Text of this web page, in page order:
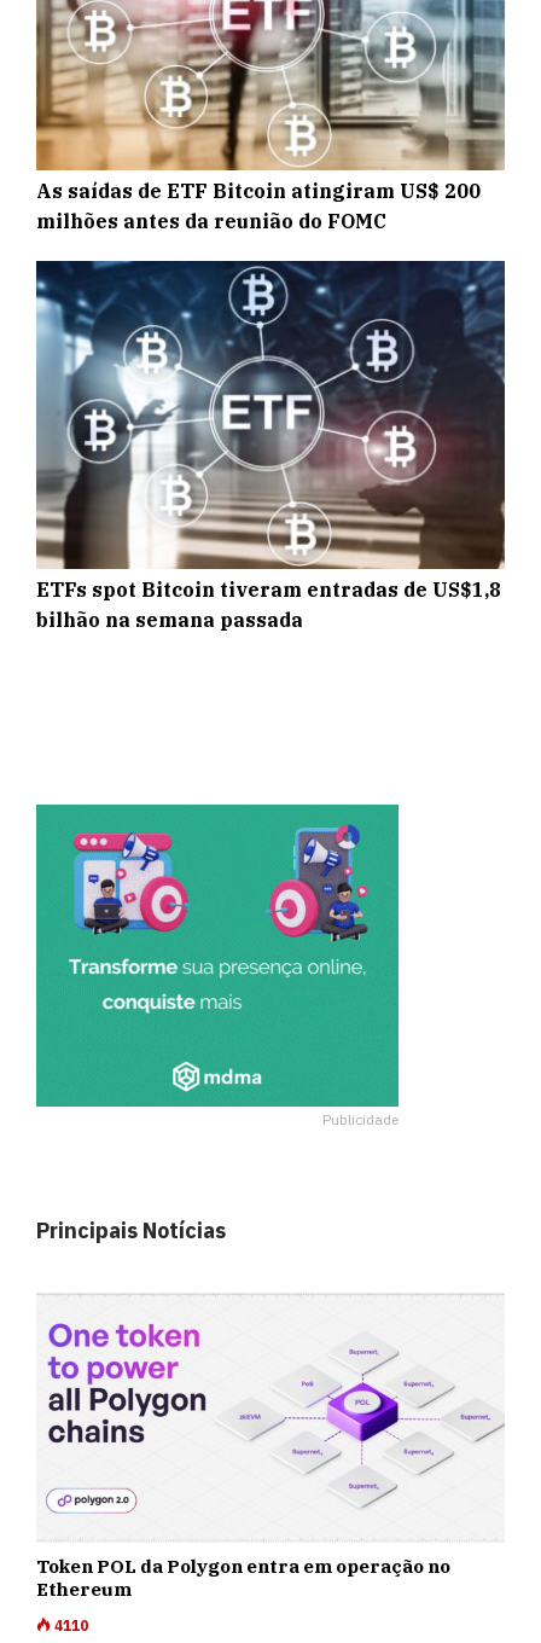
As saídas de ETF Bitcoin atingiram US$ 200
milhões antes da reunião do FOMC
ETFs spot Bitcoin tiveram entradas de US$1,8
bilhão na semana passada
Publicidade
Principais Notícias
Token POL da Polygon entra em operação no
Ethereum
4110